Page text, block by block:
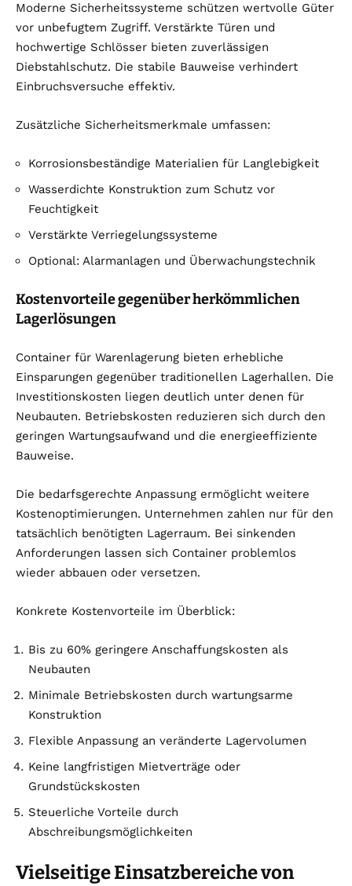
Moderne Sicherheitssysteme schützen wertvolle Güter
vor unbefugtem Zugriff. Verstärkte Türen und
hochwertige Schlösser bieten zuverlässigen
Diebstahlschutz. Die stabile Bauweise verhindert
Einbruchsversuche effektiv.
Zusätzliche Sicherheitsmerkmale umfassen:
Korrosionsbeständige Materialien für Langlebigkeit
Wasserdichte Konstruktion zum Schutz vor
Feuchtigkeit
Verstärkte Verriegelungssysteme
Optional: Alarmanlagen und Überwachungstechnik
Kostenvorteile gegenüber herkömmlichen
Lagerlösungen
Container für Warenlagerung bieten erhebliche
Einsparungen gegenüber traditionellen Lagerhallen. Die
Investitionskosten liegen deutlich unter denen für
Neubauten. Betriebskosten reduzieren sich durch den
geringen Wartungsaufwand und die energieeffiziente
Bauweise.
Die bedarfsgerechte Anpassung ermöglicht weitere
Kostenoptimierungen. Unternehmen zahlen nur für den
tatsächlich benötigten Lagerraum. Bei sinkenden
Anforderungen lassen sich Container problemlos
wieder abbauen oder versetzen.
Konkrete Kostenvorteile im Überblick:
Bis zu 60% geringere Anschaffungskosten als
Neubauten
Minimale Betriebskosten durch wartungsarme
Konstruktion
Flexible Anpassung an veränderte Lagervolumen
Keine langfristigen Mietverträge oder
Grundstückskosten
Steuerliche Vorteile durch
Abschreibungsmöglichkeiten
Vielseitige Einsatzbereiche von